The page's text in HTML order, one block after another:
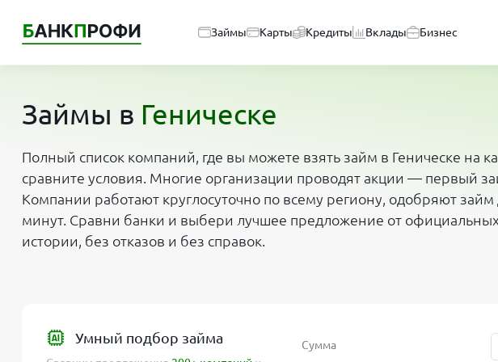
Займы Карты Кредиты Вклады Бизнес
Займы в Геническе
Полный список компаний, где вы можете взять займ в Геническе на
сравните условия. Многие организации проводят акции — первый
Компании работают круглосуточно по всему региону, одобряют
минут. Сравни банки и выбери лучшее предложение от
истории, без отказов и без справок.
Умный подбор займа Сумма